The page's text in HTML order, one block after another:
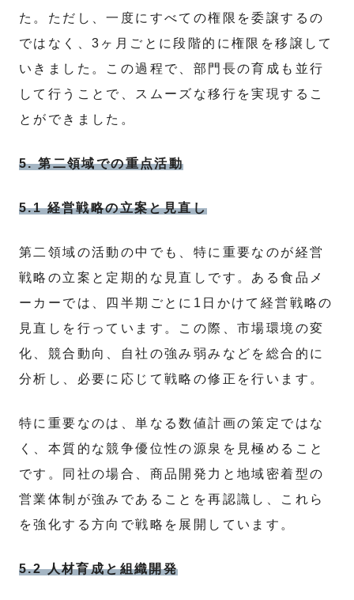
た。ただし、一度にすべての権限を委譲するの
ではなく、3ヶ月ごとに段階的に権限を移譲して
いきました。この過程で、部門長の育成も並行
して行うことで、スムーズな移行を実現するこ
とができました。
5. 第二領域での重点活動
5.1 経営戦略の立案と見直し
第二領域の活動の中でも、特に重要なのが経営
戦略の立案と定期的な見直しです。ある食品メ
ーカーでは、四半期ごとに1日かけて経営戦略の
見直しを行っています。この際、市場環境の変
化、競合動向、自社の強み弱みなどを総合的に
分析し、必要に応じて戦略の修正を行います。
特に重要なのは、単なる数値計画の策定ではな
く、本質的な競争優位性の源泉を見極めること
です。同社の場合、商品開発力と地域密着型の
営業体制が強みであることを再認識し、これら
を強化する方向で戦略を展開しています。
5.2 人材育成と組織開発